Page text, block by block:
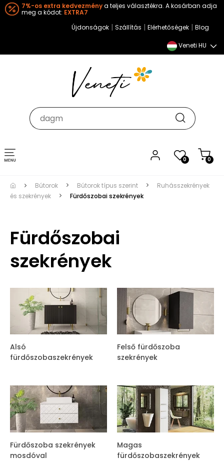
7%-os extra kedvezménya teljes választékra. A kosárban adja
meg a kódot: EXTRA7
Újdonságok | Szállítás | Elérhetőségek | Blog
Veneti HU
0 0
Toggle
navigation
Bútorok Bútorok típus szerint
Ruhásszekrények
és szekrények
Fürdőszobai szekrények
Fürdőszobai
szekrények
Alsó
fürdőszobaszekrények
Felső fürdőszoba
szekrények
Fürdőszoba szekrények
mosdóval
Magas
fürdőszobaszekrények